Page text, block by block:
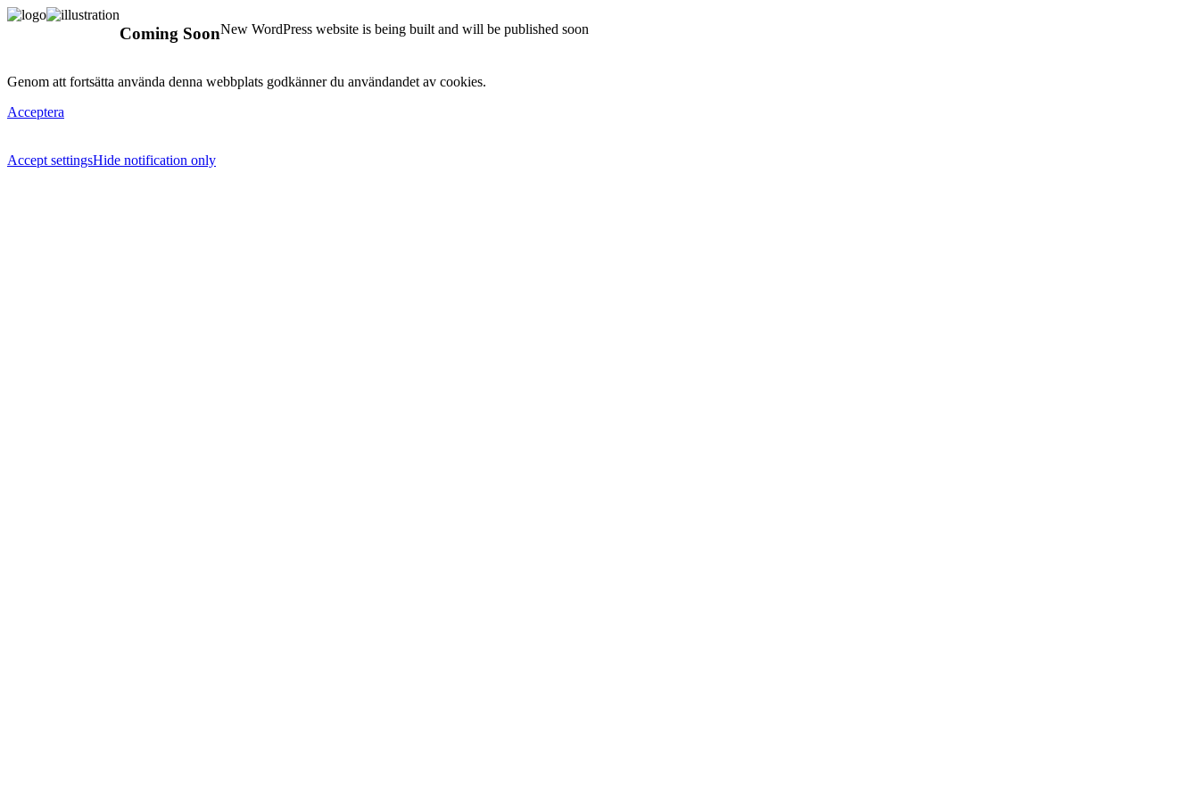
Coming SoonNew WordPress website is being built and will be published soon
Genom att fortsätta använda denna webbplats godkänner du användandet av cookies.
Acceptera
Accept settingsHide notification only